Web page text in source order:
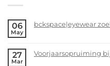
06
May
bckspace|eyewear
on
27
Mar
Voorjaarsopruiming